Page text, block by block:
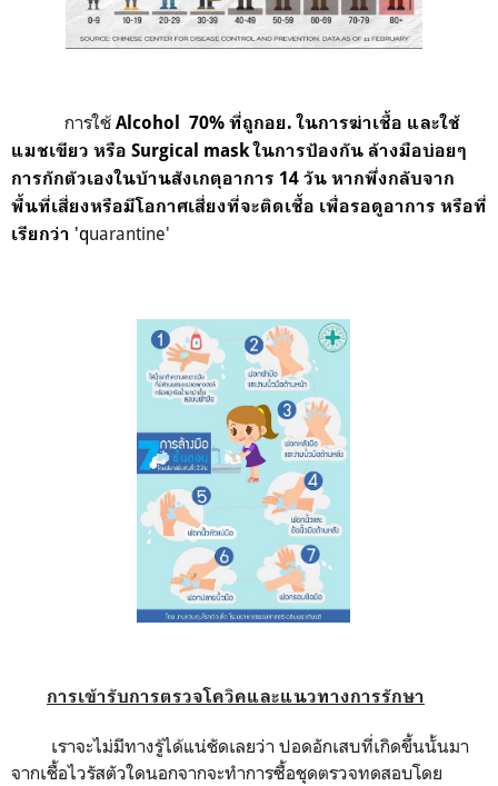
การใช้ Alcohol 70% ที่ถูกอย. ในการฆ่าเชื้อ และใช้
แมชเขียว หรือ Surgical maskในการป้องกัน ล้างมือบ่อยๆ
การกักตัวเองในบ้านสังเกตุอาการ 14 วัน หากพึ่งกลับจาก
พื้นที่เสี่ยงหรือมีโอกาศเสี่ยงที่จะติดเชื้อ เพื่อรอดูอาการ หรือที่
เรียกว่า 'quarantine'
การเข้ารับการตรวจโควิคและแนวทางการรักษา
เราจะไม่มีทางรู้ได้แน่ชัดเลยว่า ปอดอักเสบที่เกิดขึ้นนั้นมา
จากเชื้อไวรัสตัวใดนอกจากจะทำการซื้อชุดตรวจทดสอบโดย